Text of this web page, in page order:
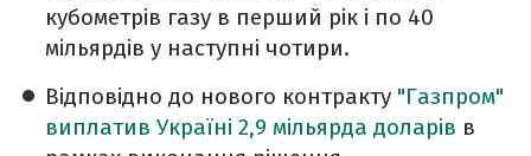
кубометрів газу в перший рік і по 40
мільярдів у наступні чотири.
Відповідно до нового контракту "Газпром"
виплатив Україні 2,9 мільярда доларів в